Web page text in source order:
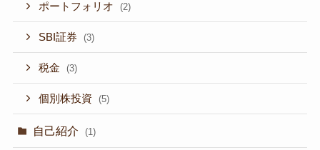
ポートフォリオ (2)
SBI証券 (3)
税金 (3)
個別株投資 (5)
自己紹介 (1)